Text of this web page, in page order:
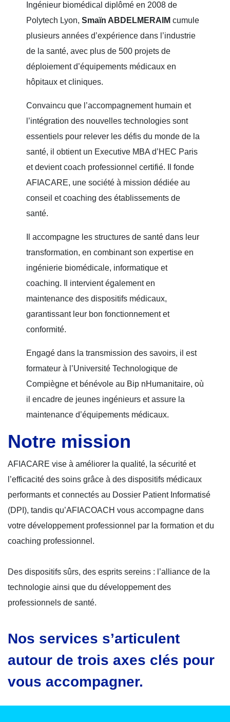
Ingénieur biomédical diplômé en 2008 de
Polytech Lyon, Smaïn ABDELMERAIM cumule
plusieurs années d’expérience dans l’industrie
de la santé, avec plus de 500 projets de
déploiement d’équipements médicaux en
hôpitaux et cliniques.
Convaincu que l’accompagnement humain et
l’intégration des nouvelles technologies sont
essentiels pour relever les défis du monde de la
santé, il obtient un Executive MBA d’HEC Paris
et devient coach professionnel certifié. Il fonde
AFIACARE, une société à mission dédiée au
conseil et coaching des établissements de
santé.
Il accompagne les structures de santé dans leur
transformation, en combinant son expertise en
ingénierie biomédicale, informatique et
coaching. Il intervient également en
maintenance des dispositifs médicaux,
garantissant leur bon fonctionnement et
conformité.
Engagé dans la transmission des savoirs, il est
formateur à l’Université Technologique de
Compiègne et bénévole au Bip nHumanitaire, où
il encadre de jeunes ingénieurs et assure la
maintenance d’équipements médicaux.
Notre mission
AFIACARE vise à améliorer la qualité, la sécurité et
l’efficacité des soins grâce à des dispositifs médicaux
performants et connectés au Dossier Patient Informatisé
(DPI), tandis qu’AFIACOACH vous accompagne dans
votre développement professionnel par la formation et du
coaching professionnel.
Des dispositifs sûrs, des esprits sereins : l’alliance de la
technologie ainsi que du développement des
professionnels de santé.
Nos services s’articulent
autour de trois axes clés pour
vous accompagner.